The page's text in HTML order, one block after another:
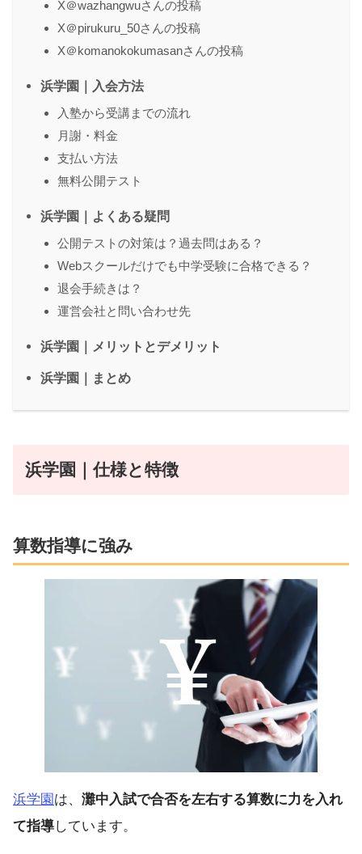
X＠wazhangwuさんの投稿
X＠pirukuru_50さんの投稿
X＠komanokokumasanさんの投稿
浜学園｜入会方法
入塾から受講までの流れ
月謝・料金
支払い方法
無料公開テスト
浜学園｜よくある疑問
公開テストの対策は？過去問はある？
Webスクールだけでも中学受験に合格できる？
退会手続きは？
運営会社と問い合わせ先
浜学園｜メリットとデメリット
浜学園｜まとめ
浜学園｜仕様と特徴
算数指導に強み
浜学園は、 灘中入試で合否を左右する算数に力を入れ
て指導しています。